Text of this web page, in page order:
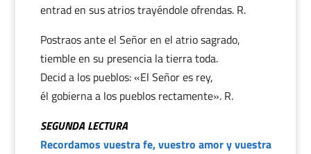
entrad en sus atrios trayéndole ofrendas. R.
Postraos ante el Señor en el atrio sagrado,
tiemble en su presencia la tierra toda.
Decid a los pueblos: «El Señor es rey,
él gobierna a los pueblos rectamente». R.
SEGUNDA LECTURA
Recordamos vuestra fe, vuestro amor y vuestra